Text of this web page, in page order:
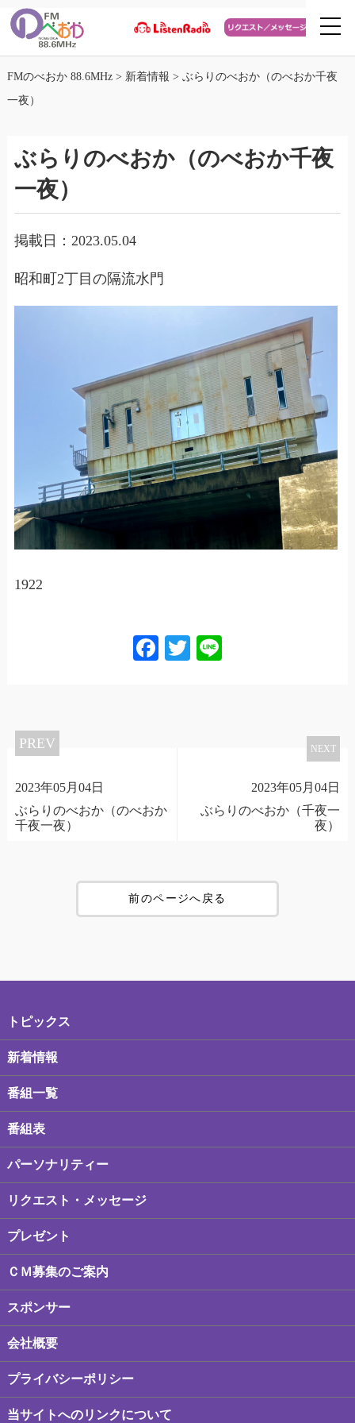
FMのべおか 88.6MHz> 新着情報 > ぶらりのべおか（のべおか千夜
一夜）
ぶらりのべおか（のべおか千夜
一夜）
掲載日：2023.05.04
昭和町2丁目の隔流水門
1922
Facebook
Twitter
PREV
2023年05月04日
ぶらりのべおか（のべおか
千夜一夜）
NEXT
2023年05月04日
ぶらりのべおか（千夜一
夜）
前のページへ戻る
トピックス
新着情報
番組一覧
番組表
パーソナリティー
リクエスト・メッセージ
プレゼント
ＣＭ募集のご案内
スポンサー
会社概要
プライバシーポリシー
当サイトへのリンクについて